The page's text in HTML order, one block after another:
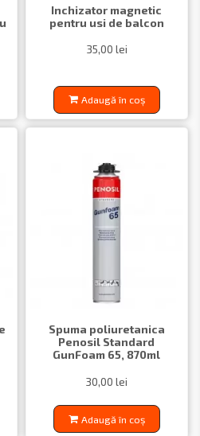
Inchizator magnetic
pentru usi de balcon
35,00 lei
Adaugă în coș
Spuma poliuretanica
Penosil Standard
GunFoam 65, 870ml
30,00 lei
Adaugă în coș